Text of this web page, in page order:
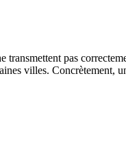
pas
villes. Concrètement,